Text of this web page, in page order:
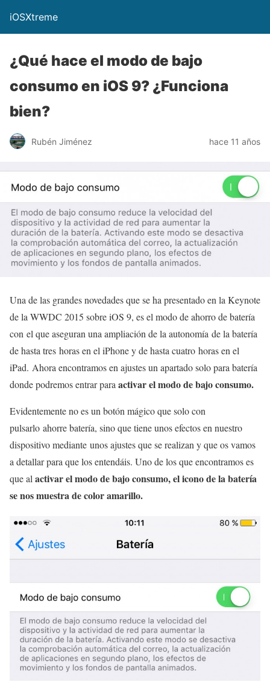
iOSXtreme
¿Qué hace el modo de bajo
consumo en iOS 9? ¿Funciona
bien?
Rubén Jiménez hace 11 años
Una de las grandes novedades que se ha presentado en la Keynote
de la WWDC 2015 sobre iOS 9, es el modo de ahorro de batería
con el que aseguran una ampliación de la autonomía de la batería
de hasta tres horas en el iPhone y de hasta cuatro horas en el
iPad. Ahora encontramos en ajustes un apartado solo para batería
donde podremos entrar para activar el modo de bajo consumo.
Evidentemente no es un botón mágico que solo con
pulsarlo ahorre batería, sino que tiene unos efectos en nuestro
dispositivo mediante unos ajustes que se realizan y que os vamos
a detallar para que los entendáis. Uno de los que encontramos es
que al activar el modo de bajo consumo, el icono de la batería
se nos muestra de color amarillo.